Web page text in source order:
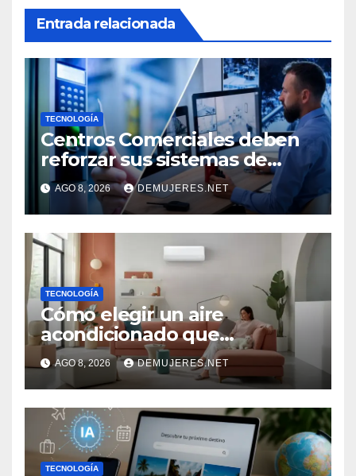
Entrada relacionada
TECNOLOGÍA
Centros Comerciales deben
reforzar sus sistemas de
seguridad ante el
incremento de visitantes por
el Décimo Tercer Mes
AGO 8, 2026 DEMUJERES.NET
TECNOLOGÍA
Cómo elegir un aire
acondicionado que
mantenga tu hogar fresco
sin aumentar el consumo de
energía
AGO 8, 2026 DEMUJERES.NET
TECNOLOGÍA